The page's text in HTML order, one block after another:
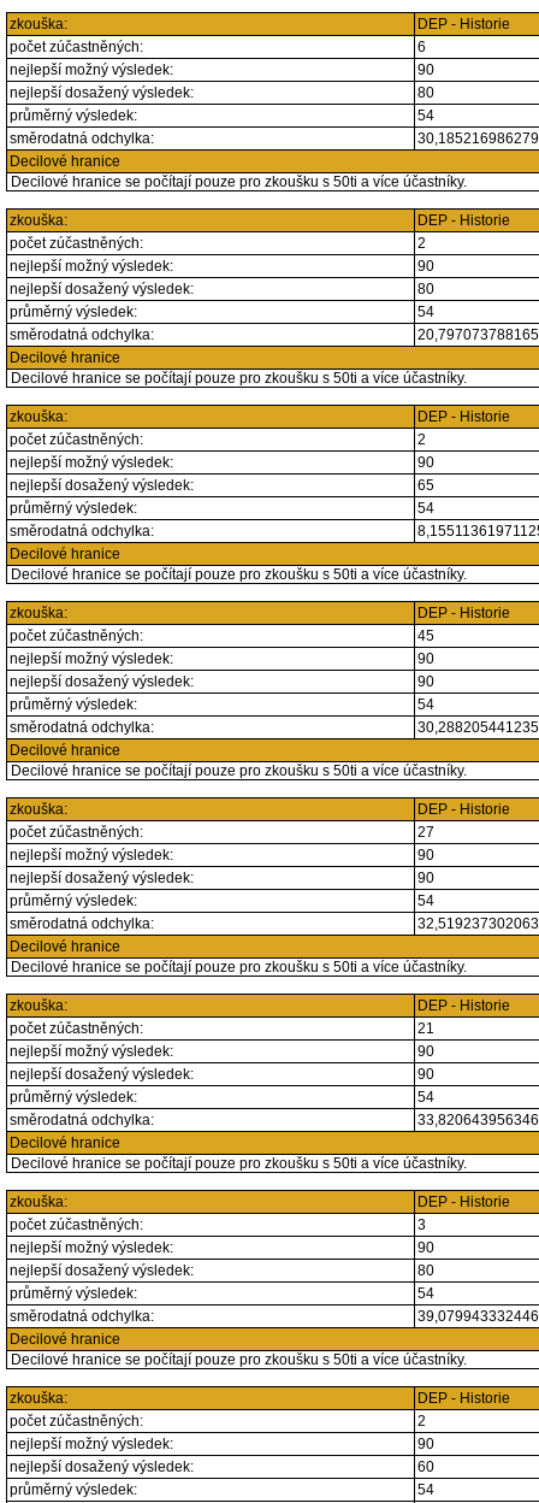
zkouška:
DEP - Historie
počet zúčastněných:
6
nejlepší možný výsledek:
90
nejlepší dosažený výsledek:
80
průměrný výsledek:
54
směrodatná odchylka:
Decilové hranice
Decilové hranice se počítají pouze pro zkoušku s 50ti a více účastníky.
zkouška:
DEP - Historie
počet zúčastněných:
2
nejlepší možný výsledek:
90
nejlepší dosažený výsledek:
80
průměrný výsledek:
54
směrodatná odchylka:
Decilové hranice
Decilové hranice se počítají pouze pro zkoušku s 50ti a více účastníky.
zkouška:
DEP - Historie
počet zúčastněných:
2
nejlepší možný výsledek:
90
nejlepší dosažený výsledek:
65
průměrný výsledek:
54
směrodatná odchylka:
Decilové hranice
Decilové hranice se počítají pouze pro zkoušku s 50ti a více účastníky.
zkouška:
DEP - Historie
počet zúčastněných:
45
nejlepší možný výsledek:
90
nejlepší dosažený výsledek:
90
průměrný výsledek:
54
směrodatná odchylka:
Decilové hranice
Decilové hranice se počítají pouze pro zkoušku s 50ti a více účastníky.
zkouška:
DEP - Historie
počet zúčastněných:
27
nejlepší možný výsledek:
90
nejlepší dosažený výsledek:
90
průměrný výsledek:
54
směrodatná odchylka:
Decilové hranice
Decilové hranice se počítají pouze pro zkoušku s 50ti a více účastníky.
zkouška:
DEP - Historie
počet zúčastněných:
21
nejlepší možný výsledek:
90
nejlepší dosažený výsledek:
90
průměrný výsledek:
54
směrodatná odchylka:
Decilové hranice
Decilové hranice se počítají pouze pro zkoušku s 50ti a více účastníky.
zkouška:
DEP - Historie
počet zúčastněných:
3
nejlepší možný výsledek:
90
nejlepší dosažený výsledek:
80
průměrný výsledek:
54
směrodatná odchylka:
Decilové hranice
Decilové hranice se počítají pouze pro zkoušku s 50ti a více účastníky.
zkouška:
DEP - Historie
počet zúčastněných:
2
nejlepší možný výsledek:
90
nejlepší dosažený výsledek:
60
průměrný výsledek:
54